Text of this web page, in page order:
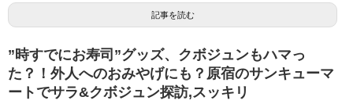
記事を読む
”時すでにお寿司”グッズ、クボジュンもハマっ
た？！外人へのおみやげにも？原宿のサンキューマ
ートでサラ&クボジュン探訪,スッキリ